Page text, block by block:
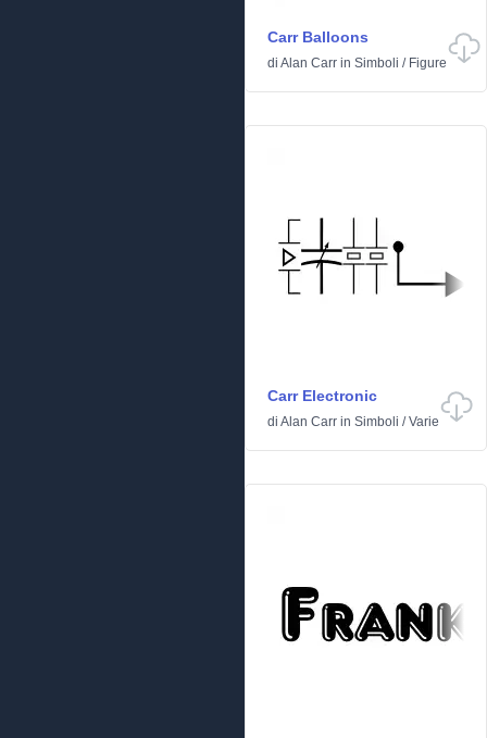
Carr Balloons
di Alan Carr in Simboli / Figure
Carr Electronic
di Alan Carr in Simboli /Varie